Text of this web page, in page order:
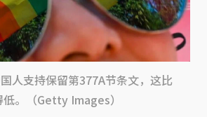
人支持保留第377A节条文，这比
。（Getty Images）